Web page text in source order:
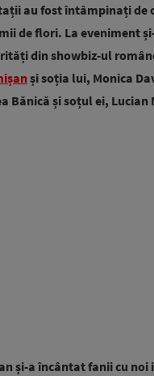
au fost întâmpinați de
de flori. La eveniment
din showbiz-ul
și soția lui, Monica
Bănică și soțul ei, Lucian
și-a încântat fanii cu noi